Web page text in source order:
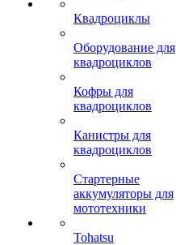
Квадроциклы
Оборудование для
квадроциклов
Кофры для
квадроциклов
Канистры для
квадроциклов
Стартерные
аккумуляторы для
мототехники
Tohatsu